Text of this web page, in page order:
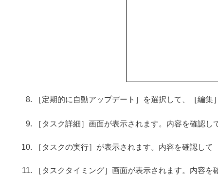
［定期的に自動アップデート］を選択して、［編
［タスク詳細］画面が表示されます。内容を確認
［タスクの実行］が表示されます。内容を確認し
［タスクタイミング］画面が表示されます。内容